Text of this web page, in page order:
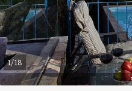
1/18